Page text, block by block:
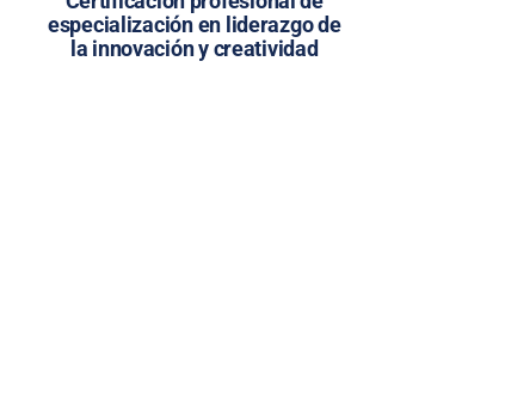
especialización en liderazgo de
la innovación y creatividad